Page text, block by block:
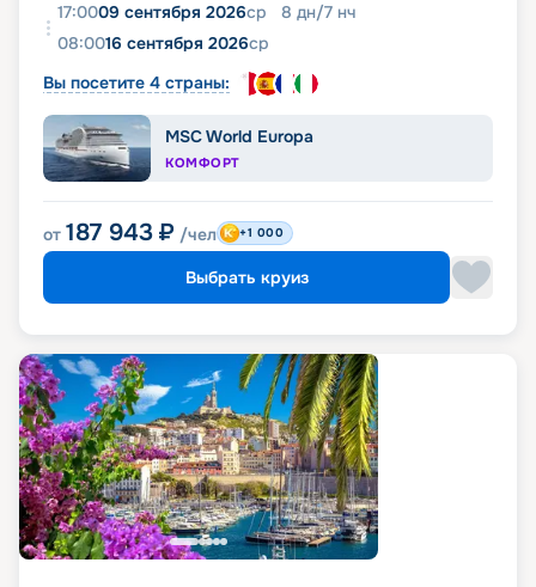
17:0009 сентября 2026ср 8 дн/7 нч
08:0016 сентября 2026ср
Вы посетите 4 страны:
MSC World Europa
КОМФОРТ
от 187 943 ₽ /чел +1 000
Выбрать круиз